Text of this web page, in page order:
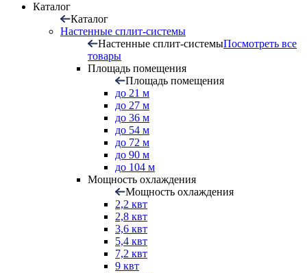
Каталог
Каталог
Настенные сплит-системы
Настенные сплит-системыПосмотреть все
товары
Площадь помещения
Площадь помещения
до 21 м
до 27 м
до 36 м
до 54 м
до 72 м
до 90 м
до 104 м
Мощность охлаждения
Мощность охлаждения
2,2 квт
2,8 квт
3,6 квт
5,4 квт
7,2 квт
9 квт